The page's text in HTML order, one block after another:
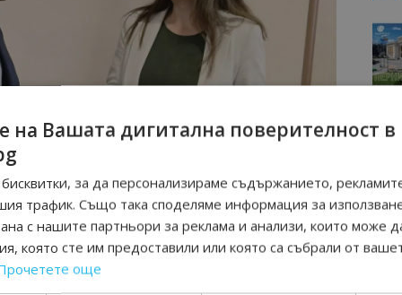
на Вашата дигитална поверителност в
за да персонализираме съдържанието,
трафик. Също така споделяме информация за
с нашите партньори за реклама и анализи, които може
която сте им предоставили или която са събрали от
още